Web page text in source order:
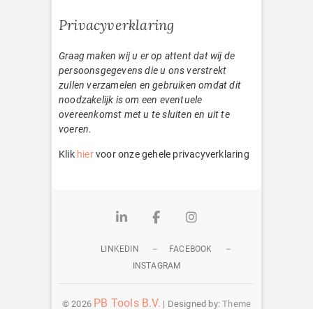
Privacyverklaring
Graag maken wij u er op attent dat wij de
persoonsgegevens die u ons verstrekt
zullen verzamelen en gebruiken omdat dit
noodzakelijk is om een eventuele
overeenkomst met u te sluiten en uit te
voeren.
Klik hiervoor onze gehele privacyverklaring
LinkedinFacebookInstagram
LINKEDIN
FACEBOOK
INSTAGRAM
© 2026 PB Tools B.V. | Designed by:Theme